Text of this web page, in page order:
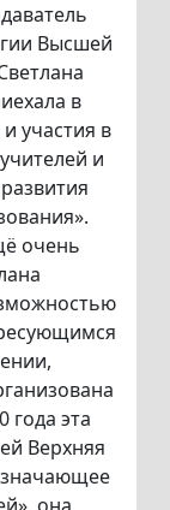
Высшей
в
участия в
и
очень
года эта
Верхняя